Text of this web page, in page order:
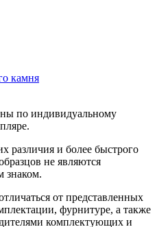
камня
по индивидуальному
различия и более быстрого
не являются
знаком.
от представленных
фурнитуре, а также
комплектующих и